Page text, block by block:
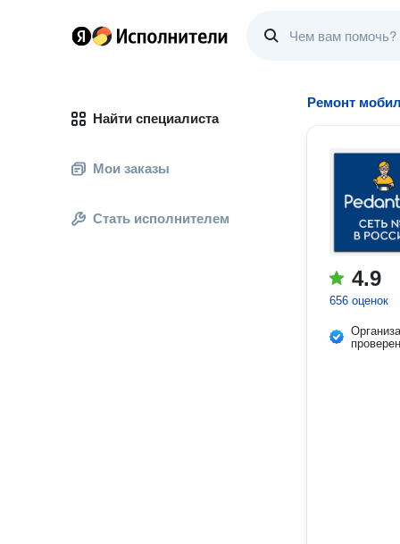
Найти специалиста
Мои заказы
Стать исполнителем
Ремонт
4.9
656 оценок